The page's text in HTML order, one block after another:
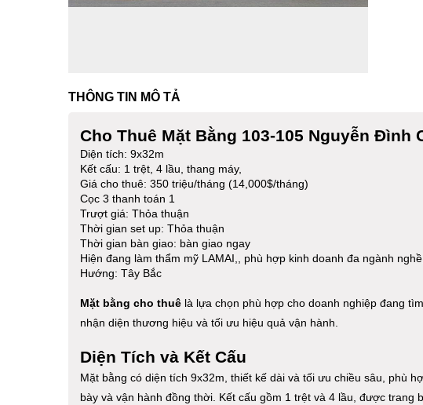
THÔNG TIN MÔ TẢ
Cho Thuê Mặt Bằng 103-105 Nguyễn Đình
Diện tích: 9x32m
Kết cấu: 1 trệt, 4 lầu, thang máy,
Giá cho thuê: 350 triệu/tháng (14,000$/tháng)
Cọc 3 thanh toán 1
Trượt giá: Thỏa thuận
Thời gian set up: Thỏa thuận
Thời gian bàn giao: bàn giao ngay
Hiện đang làm thẩm mỹ LAMAI,, phù hợp kinh doanh đa ngành
Hướng: Tây Bắc
Mặt bằng cho thuê là lựa chọn phù hợp cho doanh nghiệp đang
nhận diện thương hiệu và tối ưu hiệu quả vận hành.
Diện Tích và Kết Cấu
Mặt bằng có diện tích 9x32m, thiết kế dài và tối ưu chiều sâu, phù
bày và vận hành đồng thời. Kết cấu gồm 1 trệt và 4 lầu, được trang